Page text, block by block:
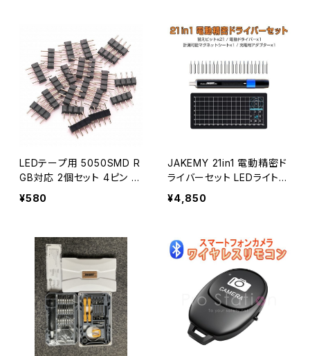
LEDテープ用 5050SMD R
GB対応 2個セット 4ピン オ
ス/オス コネクタ 連結 送料
¥580
JAKEMY 21in1 電動精密ド
ライバーセット LEDライト搭
載 特殊ドライバー 磁石付き
多機能ツールキット 1ヶ月保
¥4,850